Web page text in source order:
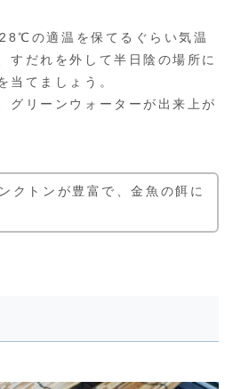
の適温を保てるぐらい気温
すだれを外して半日陰の場所に
当てましょう。
グリーンウォーターが出来上が
クトンが豊富で、金魚の餌に